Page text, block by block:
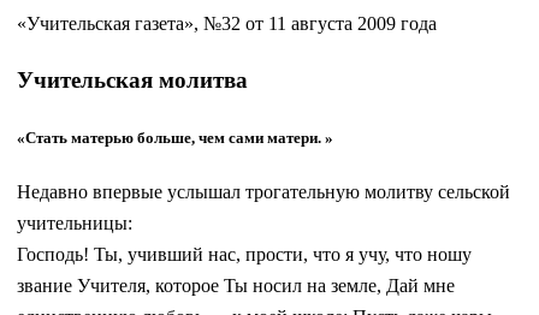
«Учительская газета», №32 от 11 августа 2009 года
Учительская молитва
«Стать матерью больше, чем сами матери. »
Недавно впервые услышал трогательную молитву сельской
учительницы:
Господь! Ты, учивший нас, прости, что я учу, что ношу
звание Учителя, которое Ты носил на земле, Дай мне